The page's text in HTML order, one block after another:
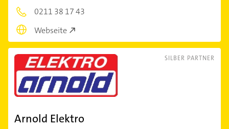
0211 38 17 43
Webseite
SILBER PARTNER
Arnold Elektro